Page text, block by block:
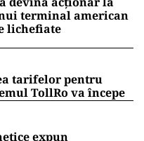
terminal american
lichefiate
tarifelor pentru
TollRo va începe
expun